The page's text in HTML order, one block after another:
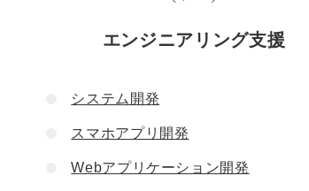
エンジニアリング支援
システム開発
スマホアプリ開発
Webアプリケーション開発